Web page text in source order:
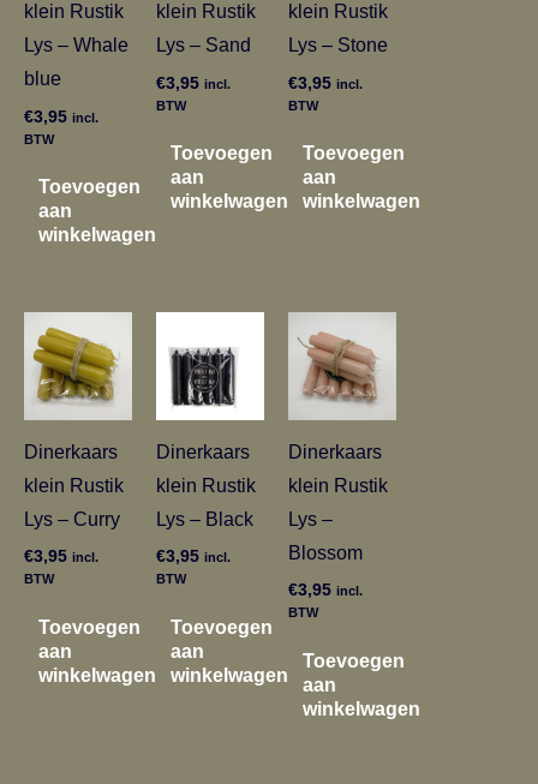
klein Rustik
Lys – Whale
blue
€3,95 incl.
BTW
Toevoegen
aan
winkelwagen
klein Rustik
Lys – Sand
€3,95 incl.
BTW
Toevoegen
aan
winkelwagen
klein Rustik
Lys – Stone
€3,95 incl.
BTW
Toevoegen
aan
winkelwagen
Dinerkaars
klein Rustik
Lys – Curry
€3,95 incl.
BTW
Toevoegen
aan
winkelwagen
Dinerkaars
klein Rustik
Lys – Black
€3,95 incl.
BTW
Toevoegen
aan
winkelwagen
Dinerkaars
klein Rustik
Lys –
Blossom
€3,95 incl.
BTW
Toevoegen
aan
winkelwagen